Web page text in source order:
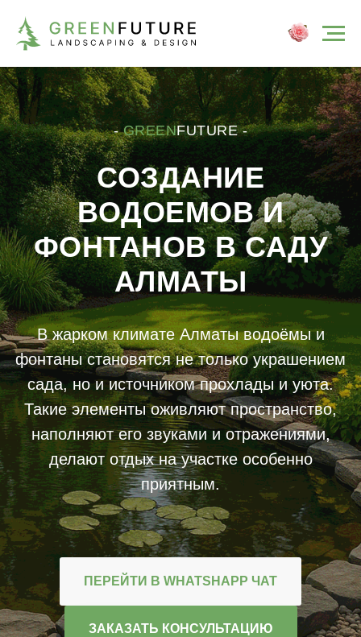
-GREENFUTURE -
СОЗДАНИЕ
ВОДОЕМОВ И
ФОНТАНОВ В САДУ
АЛМАТЫ
В жарком климате Алматы водоёмы и
фонтаны становятся не только украшением
сада, но и источником прохлады и уюта.
Такие элементы оживляют пространство,
наполняют его звуками и отражениями,
делают отдых на участке особенно
приятным.
ПЕРЕЙТИ В WHATSHAPP ЧАТ
ЗАКАЗАТЬ КОНСУЛЬТАЦИЮ